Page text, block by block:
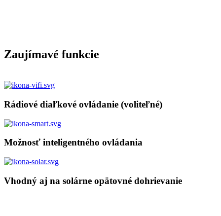
Zaujímavé funkcie
Rádiové diaľkové ovládanie (voliteľné)
Možnosť inteligentného ovládania
Vhodný aj na solárne opätovné dohrievanie